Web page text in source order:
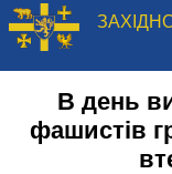
В день
фашистів